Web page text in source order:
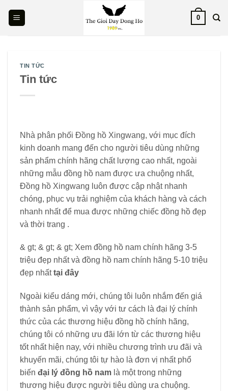
0
TIN TỨC
Tin tức
Nhà phân phối Đồng hồ Xingwang, với mục đích
kinh doanh mang đến cho người tiêu dùng những
sản phẩm chính hãng chất lượng cao nhất, ngoài
những mẫu đồng hồ nam được ưa chuộng nhất,
Đồng hồ Xingwang luôn được cập nhật nhanh
chóng, phục vụ trải nghiệm của khách hàng và cách
nhanh nhất để mua được những chiếc đồng hồ đẹp
và thời trang .
& gt; & gt; & gt; Xem đồng hồ nam chính hãng 3-5
triệu đẹp nhất và đồng hồ nam chính hãng 5-10 triệu
đẹp nhấttại đây
Ngoài kiểu dáng mới, chúng tôi luôn nhắm đến giá
thành sản phẩm, vì vậy với tư cách là đại lý chính
thức của các thương hiệu đồng hồ chính hãng,
chúng tôi có những ưu đãi lớn từ các thương hiệu
tốt nhất hiện nay, với nhiều chương trình ưu đãi và
khuyến mãi, chúng tôi tự hào là đơn vị nhất phổ
biến đại lý đồng hồ nam là một trong những
thương hiệu được người tiêu dùng ưa chuộng.